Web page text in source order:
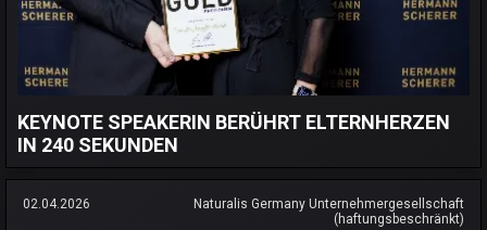
KEYNOTE SPEAKERIN BERÜHRT ELTERNHERZEN
IN 240 SEKUNDEN
02.04.2026
Naturalis Germany Unternehmergesellschaft
(haftungsbeschränkt)